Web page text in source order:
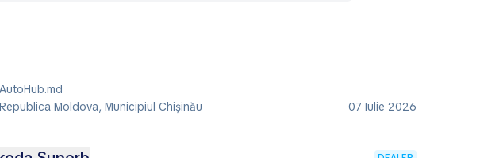
AutoHub.md
Republica Moldova, Municipiul Chișinău
07 Iulie 2026